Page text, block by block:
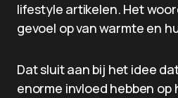
lifestyle artikelen. Het
gevoel op van warmte en
Dat sluit aan bij het idee
enorme invloed hebben op